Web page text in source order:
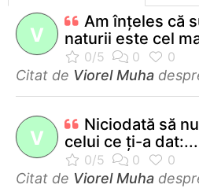
V
Am înţeles că
naturii este cel
Citat de Viorel Muha
V
Niciodată să
celui ce ţi-a dat:...
Citat de Viorel Muha